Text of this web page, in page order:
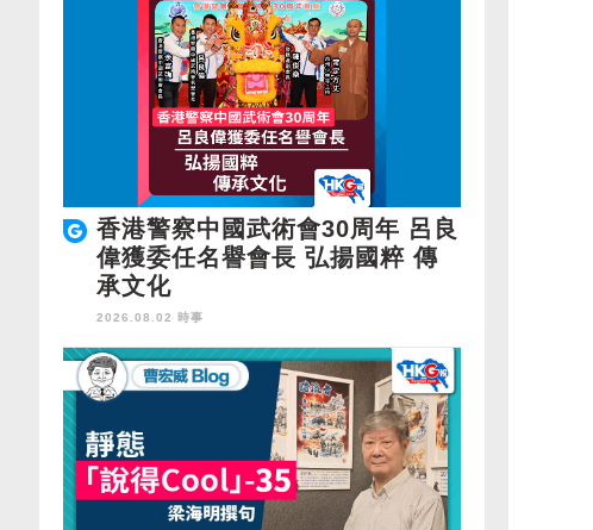
香港警察中國武術會30周年 呂良
偉獲委任名譽會長 弘揚國粹 傳
承文化
2026.08.02 時事